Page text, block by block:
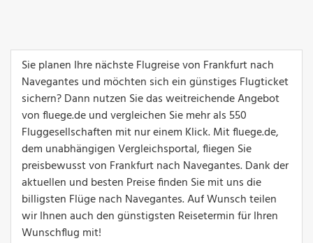
Sie planen Ihre nächste Flugreise von Frankfurt nach
Navegantes und möchten sich ein günstiges Flugticket
sichern? Dann nutzen Sie das weitreichende Angebot
von fluege.de und vergleichen Sie mehr als 550
Fluggesellschaften mit nur einem Klick. Mit fluege.de,
dem unabhängigen Vergleichsportal, fliegen Sie
preisbewusst von Frankfurt nach Navegantes. Dank der
aktuellen und besten Preise finden Sie mit uns die
billigsten Flüge nach Navegantes. Auf Wunsch teilen
wir Ihnen auch den günstigsten Reisetermin für Ihren
Wunschflug mit!